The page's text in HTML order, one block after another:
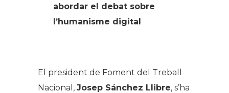
abordar el debat sobre
l’humanisme digital
El president de Foment del Treball
Nacional, Josep Sánchez Llibre, s’ha